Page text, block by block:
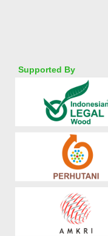
Supported By